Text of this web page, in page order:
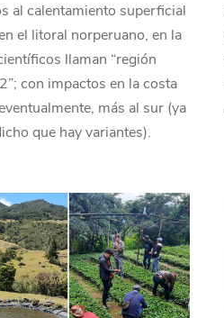
al calentamiento superficial
el litoral norperuano, en la
llaman “región
con impactos en la costa
más al sur (ya
que hay variantes).